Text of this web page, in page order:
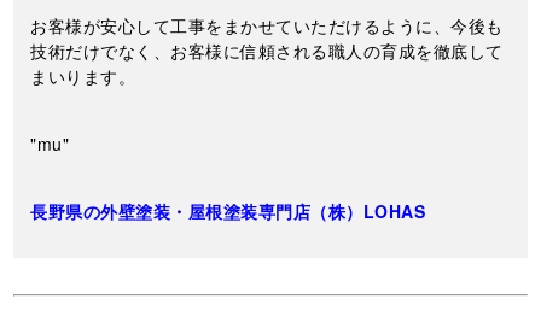
お客様が安心して工事をまかせていただけるように、今後も
技術だけでなく、お客様に信頼される職人の育成を徹底して
まいります。
"mu"
長野県の外壁塗装・屋根塗装専門店（株）LOHAS